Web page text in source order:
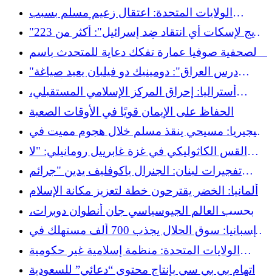
الولايات المتحدة: اعتقال زعيم مسلم بسبب
مواقفه بشأن فلسطين؟
"مزيج لإسكات أي انتقاد ضد إسرائيل": أكثر من 223
الصحفية صوفيا عمارة تفكك دعاية للمتحدث باسم
الجيش الإسرائيلي على الهواء مباشرة
"درس العراق": دومينيك دو فيلبان يعيد صياغة
الهضبة التي اكتسبتها القصة الأمريكية
أستراليا: إحراق المركز الإسلامي المستقبلي،
والجالية المسلمة تدين تصاعد ظاهرة الإسلاموفوبيا
الحفاظ على الإيمان قويًا في الأوقات الصعبة
نيجيريا: مسيحي ينقذ مسلم خلال هجوم مميت في
جوس
القس الكاثوليكي في غزة غابرييل رومانيلي: "لا
تزال هناك تفجيرات ودمار ووفيات"
تفجيرات لبنان: الجنرال ياكوفليف يدين "جرائم
الحرب" الإسرائيلية
ألمانيا: الخضر يقترحون خطة لتعزيز مكانة الإسلام
وبحسب العالم الجيوسياسي جان أنطوان دوبرات،
تحاول واشنطن إخفاء فشلها في إيران
إسبانيا: سوق الحلال يجذب 700 ألف مستهلك في
كاتالونيا
الولايات المتحدة: منظمة إسلامية غير حكومية
تقطع علاقاتها مع منظمة الإغاثة الإسلامية العالمية
اتهام بي بي سي بإنتاج محتوى “دعائي” للسعودية